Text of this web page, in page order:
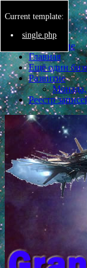
Бессмертие
Главная
Ещё один
Развитие
Монада,
Реестр
Current template:
single.php